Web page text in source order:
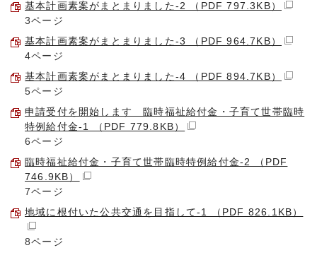
基本計画素案がまとまりました-2 （PDF 797.3KB）
3ページ
基本計画素案がまとまりました-3 （PDF 964.7KB）
4ページ
基本計画素案がまとまりました-4 （PDF 894.7KB）
5ページ
申請受付を開始します 臨時福祉給付金・子育て世帯臨時
特例給付金-1 （PDF 779.8KB）
6ページ
臨時福祉給付金・子育て世帯臨時特例給付金-2 （PDF
746.9KB）
7ページ
地域に根付いた公共交通を目指して-1 （PDF 826.1KB）
8ページ